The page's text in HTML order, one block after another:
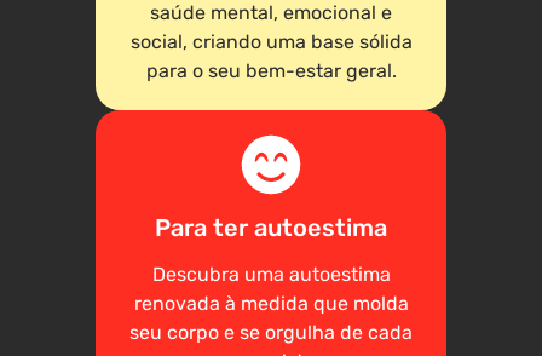
saúde mental, emocional e
social, criando uma base sólida
para o seu bem-estar geral.
Para ter autoestima
Descubra uma autoestima
renovada à medida que molda
seu corpo e se orgulha de cada